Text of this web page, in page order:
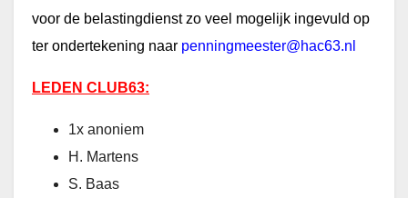
voor de belastingdienst zo veel mogelijk ingevuld op
ter ondertekening naar penningmeester@hac63.nl
LEDEN CLUB63:
1x anoniem
H. Martens
S. Baas